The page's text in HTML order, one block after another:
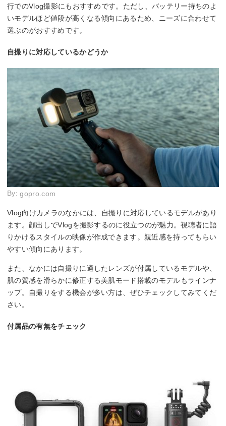
行でのVlog撮影にもおすすめです。ただし、バッテリー持ちのよ
いモデルほど値段が高くなる傾向にあるため、ニーズに合わせて
選ぶのがおすすめです。
自撮りに対応しているかどうか
By:gopro.com
Vlog向けカメラのなかには、自撮りに対応しているモデルがあり
ます。顔出しでVlogを撮影するのに役立つのが魅力。視聴者に語
りかけるスタイルの映像が作成できます。親近感を持ってもらい
やすい傾向にあります。
また、なかには自撮りに適したレンズが付属しているモデルや、
肌の質感を滑らかに修正する美肌モード搭載のモデルもラインナ
ップ。自撮りをする機会が多い方は、ぜひチェックしてみてくだ
さい。
付属品の有無をチェック